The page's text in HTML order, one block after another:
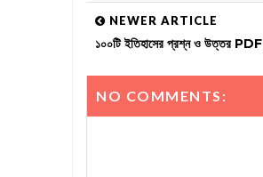
NEWER ARTICLE
১০০টি ইতিহাসের প্রশ্ন ও উত্তর PDF
NO COMMENTS: